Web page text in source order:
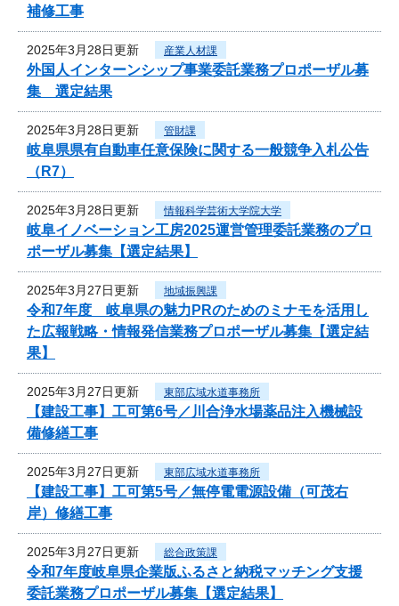
補修工事
2025年3月28日更新 産業人材課
外国人インターンシップ事業委託業務プロポーザル募
集 選定結果
2025年3月28日更新 管財課
岐阜県県有自動車任意保険に関する一般競争入札公告
（R7）
2025年3月28日更新 情報科学芸術大学院大学
岐阜イノベーション工房2025運営管理委託業務のプロ
ポーザル募集【選定結果】
2025年3月27日更新 地域振興課
令和7年度 岐阜県の魅力PRのためのミナモを活用し
た広報戦略・情報発信業務プロポーザル募集【選定結
果】
2025年3月27日更新 東部広域水道事務所
【建設工事】工可第6号／川合浄水場薬品注入機械設
備修繕工事
2025年3月27日更新 東部広域水道事務所
【建設工事】工可第5号／無停電電源設備（可茂右
岸）修繕工事
2025年3月27日更新 総合政策課
令和7年度岐阜県企業版ふるさと納税マッチング支援
委託業務プロポーザル募集【選定結果】